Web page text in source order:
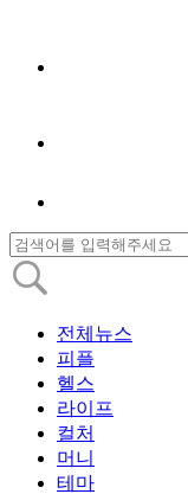
전체뉴스
피플
헬스
라이프
컬처
머니
테마